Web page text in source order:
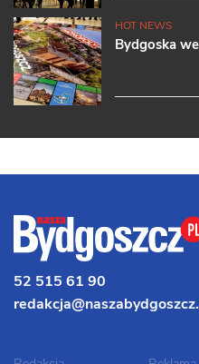
HOT NEWS
Bydgoska
52 515 61 90